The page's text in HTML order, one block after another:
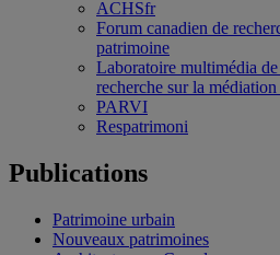
ACHSfr
Forum canadien de
patrimoine
Laboratoire multimédia
recherche sur la
PARVI
Respatrimoni
Publications
Patrimoine urbain
Nouveaux patrimoines